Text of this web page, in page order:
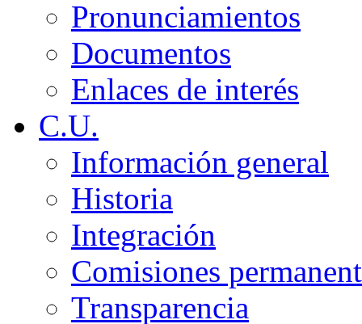
Pronunciamientos
Documentos
Enlaces de interés
C.U.
Información general
Historia
Integración
Comisiones
Transparencia